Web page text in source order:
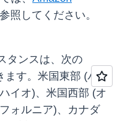
照してください。
タンスは、次の
ます。米国東部 (バー
イオ)、米国西部 (オ
ォルニア)、カナダ